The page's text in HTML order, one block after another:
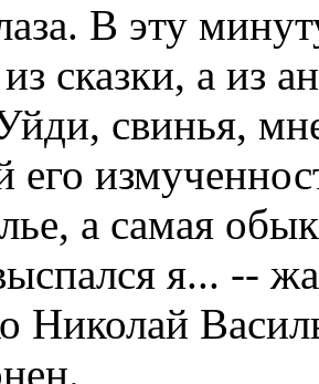
В эту
сказки, а из
свинья,
его
а самая
я... --
Николай